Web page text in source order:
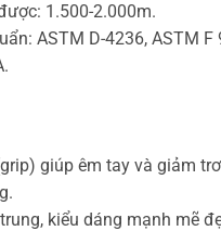
1.500-2.000m.
ASTM D-4236, ASTM F
giúp êm tay và giảm
kiểu dáng mạnh mẽ